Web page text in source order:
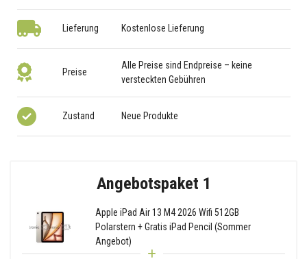
Lieferung Kostenlose Lieferung
Preise
Alle Preise sind Endpreise – keine
versteckten Gebühren
Zustand Neue Produkte
Angebotspaket 1
Apple iPad Air 13 M4 2026 Wifi 512GB
Polarstern + Gratis iPad Pencil (Sommer
Angebot)